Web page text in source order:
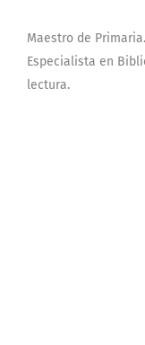
Maestro de
Especialista en
lectura.